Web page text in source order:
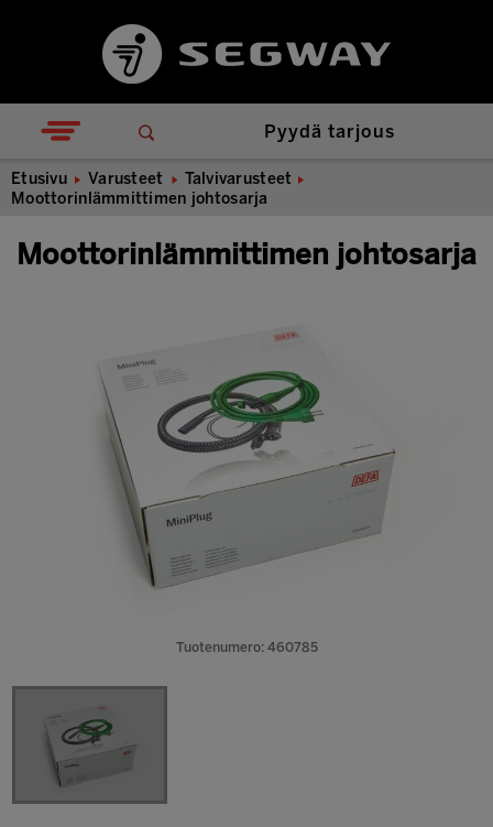
Pyydä tarjous
Etusivu Varusteet
Talvivarusteet
Moottorinlämmittimen johtosarja
Moottorinlämmittimen johtosarja
Tuotenumero: 460785